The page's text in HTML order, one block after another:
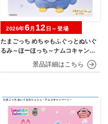
たまごっち めちゃもふぐっとぬいぐ
るみ～ほーほっち～ナムコキャンペ
2026年6月 12 日～登場